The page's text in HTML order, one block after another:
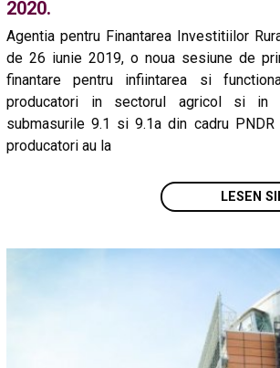
2020.
Agentia pentru Finantarea Investitiilor
de 26 iunie 2019, o noua sesiune de
finantare pentru infiintarea si
producatori in sectorul agricol si in
submasurile 9.1 si 9.1a din cadru PNDR
producatori au la
LESEN